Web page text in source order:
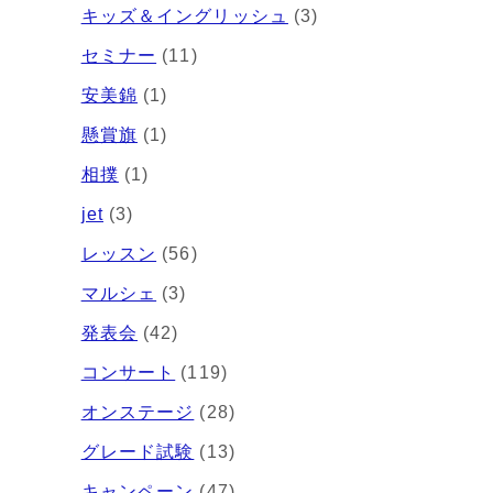
キッズ＆イングリッシュ (3)
セミナー (11)
安美錦 (1)
懸賞旗 (1)
相撲 (1)
jet (3)
レッスン (56)
マルシェ (3)
発表会 (42)
コンサート (119)
オンステージ (28)
グレード試験 (13)